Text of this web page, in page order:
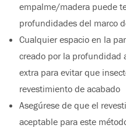
empalme/madera puede
profundidades del marco
Cualquier espacio en la
creado por la profundidad
extra para evitar que
revestimiento de acabado
Asegúrese de que el
aceptable para este